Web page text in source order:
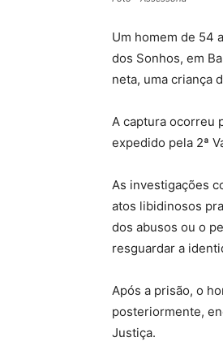
Um homem de 54
dos Sonhos, em
neta, uma criança
A captura ocorreu
expedido pela 2ª
As investigações
atos libidinosos
dos abusos ou o
resguardar a
Após a prisão, o
posteriormente,
Justiça.